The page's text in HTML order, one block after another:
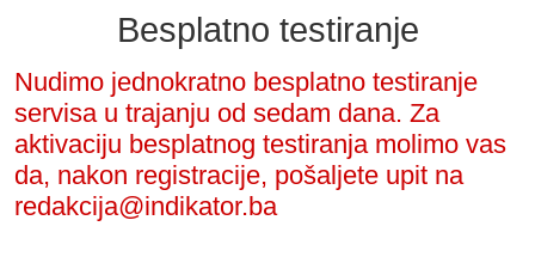
Besplatno testiranje
Nudimo jednokratno besplatno testiranje
servisa u trajanju od sedam dana. Za
aktivaciju besplatnog testiranja molimo vas
da, nakon registracije, pošaljete upit na
redakcija@indikator.ba